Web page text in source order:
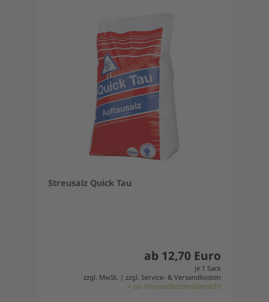
Streusalz Quick Tau
ab 12,70 Euro
je 1 Sack
zzgl. MwSt. | zzgl. Service- & Versandkosten
> zur Versandkostenübersicht